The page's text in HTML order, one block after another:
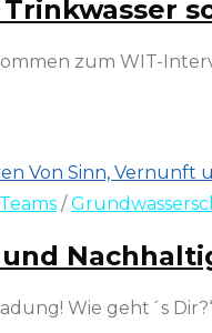
zum WIT-
/
Wie geht´s